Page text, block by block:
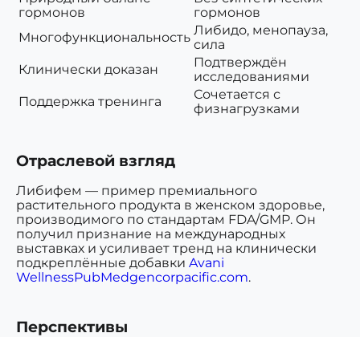
гормонов
гормонов
Многофункциональность Либидо, менопауза,
сила
Клинически доказан
Подтверждён
исследованиями
Поддержка тренинга
Сочетается с
физнагрузками
Отраслевой взгляд
Либифем — пример премиального
растительного продукта в женском здоровье,
производимого по стандартам FDA/GMP. Он
получил признание на международных
выставках и усиливает тренд на клинически
подкреплённые добавки Avani
WellnessPubMedgencorpacific.com.
Перспективы